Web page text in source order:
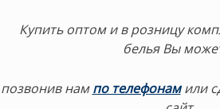
Купить оптом и в розницу
белья Вы
позвонив нампо телефонам или